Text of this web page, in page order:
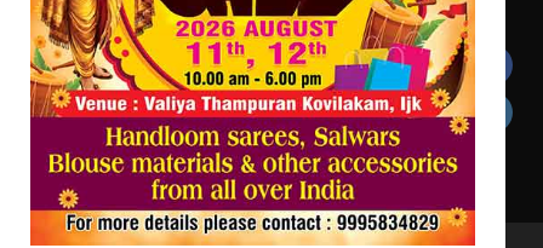
Get In Touch
Twitter Facebook
LinkedIn Instagram
YouTube